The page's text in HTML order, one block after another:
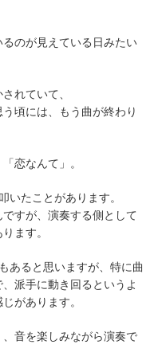
のが見えている日みたい
れていて、
頃には、もう曲が終わり
恋なんて」。
いたことがあります。
すが、演奏する側として
ます。
あると思いますが、特に曲
派手に動き回るというよ
があります。
音を楽しみながら演奏で